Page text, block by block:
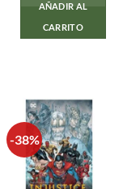
AÑADIR AL
CARRITO
-38%